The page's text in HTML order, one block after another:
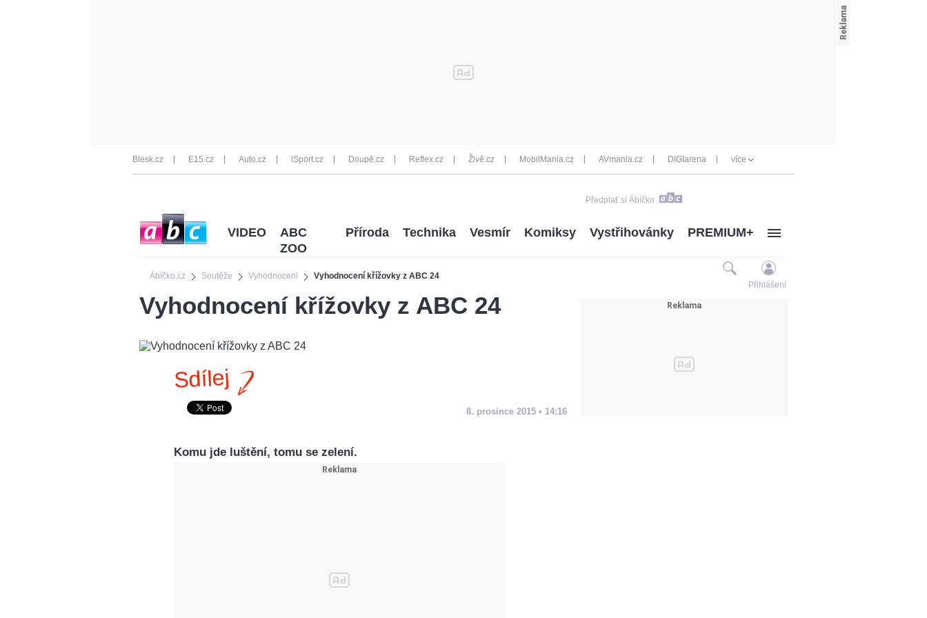
Blesk.cz E15.cz Auto.cz iSport.cz Doupě.cz Reflex.cz Živě.cz MobilMania.cz AVmania.cz DIGIarena více
Předplať si Ábíčko
Ábíčko.cz Soutěže Vyhodnocení Vyhodnocení křížovky z ABC 24
VIDEO
ABC
ZOO
Příroda Technika Vesmír Komiksy Vystřihovánky PREMIUM+
Přihlášení
Vyhodnocení křížovky z ABC 24
Sdílej
8. prosince 2015 • 14:16
Komu jde luštění, tomu se zelení.